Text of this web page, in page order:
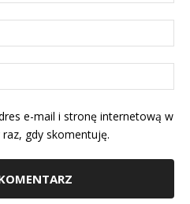
e-mail i stronę internetową w
gdy skomentuję.